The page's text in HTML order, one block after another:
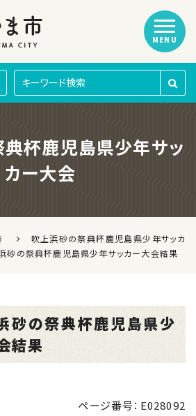
MENU
杯鹿児島県少年サッ
カー大会
吹上浜砂の祭典杯鹿児島県少年サッカ
砂の祭典杯鹿児島県少年サッカー大会結果
砂の祭典杯鹿児島県少
結果
ページ番号：E028092